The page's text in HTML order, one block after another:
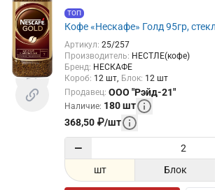
ТОП
Кофе «Нескафе» Голд 95гр,
Артикул: 25/257
Производитель: НЕСТЛЕ(кофе)
Бренд: НЕСКАФЕ
Короб: 12 шт Блок: 12 шт
Продавец: ООО "Рэйд-21"
Наличие: 180шт
368,50 ₽/шт
−
шт Блок